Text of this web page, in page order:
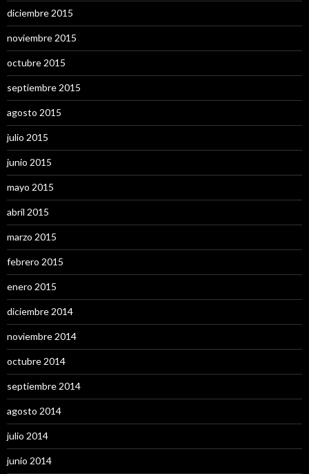
diciembre 2015
noviembre 2015
octubre 2015
septiembre 2015
agosto 2015
julio 2015
junio 2015
mayo 2015
abril 2015
marzo 2015
febrero 2015
enero 2015
diciembre 2014
noviembre 2014
octubre 2014
septiembre 2014
agosto 2014
julio 2014
junio 2014